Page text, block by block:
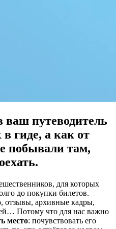
ваш путеводитель
гиде, а как от
побывали там,
для которых
до покупки билетов.
отзывы, архивные кадры,
Потому что для нас важно
место: почувствовать его